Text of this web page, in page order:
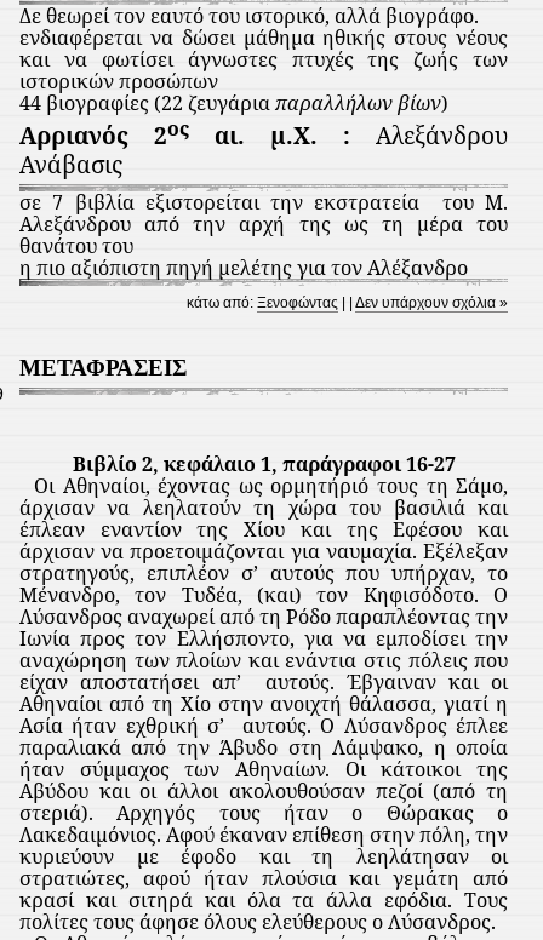
Δε θεωρεί τον εαυτό του ιστορικό, αλλά βιογράφο.
ενδιαφέρεται να δώσει μάθημα ηθικής στους νέους
και να φωτίσει άγνωστες πτυχές της ζωής των
ιστορικών προσώπων
44 βιογραφίες (22 ζευγάριαπαραλλήλων βίων)
Αρριανός 2ος αι. μ.Χ. :Αλεξάνδρου
Ανάβασις
σε 7 βιβλία εξιστορείται την εκστρατεία
του Μ.
Αλεξάνδρου από την αρχή της ως τη μέρα του
θανάτου του
η πιο αξιόπιστη πηγή μελέτης για τον Αλέξανδρο
κάτω από:Ξενοφώντας | |Δεν υπάρχουν σχόλια »
ΜΕΤΑΦΡΑΣΕΙΣ
Βιβλίο 2, κεφάλαιο 1, παράγραφοι 16-27
Οι Αθηναίοι, έχοντας ως ορμητήριό τους τη Σάμο,
άρχισαν να λεηλατούν τη χώρα του βασιλιά και
έπλεαν εναντίον της Χίου και της Εφέσου και
άρχισαν να προετοιμάζονται για ναυμαχία. Εξέλεξαν
στρατηγούς, επιπλέον σ’ αυτούς που υπήρχαν, το
Μένανδρο, τον Τυδέα, (και) τον Κηφισόδοτο. Ο
Λύσανδρος αναχωρεί από τη Ρόδο παραπλέοντας την
Ιωνία προς τον Ελλήσποντο, για να εμποδίσει την
αναχώρηση των πλοίων και ενάντια στις πόλεις που
είχαν αποστατήσει απ’
αυτούς. Έβγαιναν και οι
Αθηναίοι από τη Χίο στην ανοιχτή θάλασσα, γιατί η
Ασία ήταν εχθρική σ’
αυτούς. Ο Λύσανδρος έπλεε
παραλιακά από την Άβυδο στη Λάμψακο, η οποία
ήταν σύμμαχος των Αθηναίων. Οι κάτοικοι της
Αβύδου και οι άλλοι ακολουθούσαν πεζοί (από τη
στεριά). Αρχηγός τους ήταν ο Θώρακας ο
Λακεδαιμόνιος. Αφού έκαναν επίθεση στην πόλη, την
κυριεύουν με έφοδο και τη λεηλάτησαν οι
στρατιώτες, αφού ήταν πλούσια και γεμάτη από
κρασί και σιτηρά και όλα τα άλλα εφόδια. Τους
πολίτες τους άφησε όλους ελεύθερους ο Λύσανδρος.